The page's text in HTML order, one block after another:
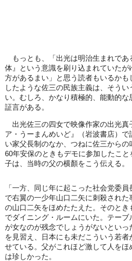
もっとも、「出光は明治生まれであ
体』という意識を刷り込まれていた
方があるまい」と思う読者もいるか
したような佐三の民族主義は、そう
い。むしろ、かなり積極的、能動的
証言がある。
出光佐三の四女で映像作家の出光真
ア・うーまんめいど』（岩波書店）
い家父長制のなか、つねに佐三から
60年安保のときもデモに参加したこ
子は、当時の父の横顏をこう伝える。
「一方、同じ年に起こった社会党委
で右翼の一少年山口二矢に刺殺された
の山口二矢をほめたたえた。そのとき
でダイニング・ルームにいた。テー
が女なのが残念でしょうがないとい
を見習え、日本にも未だこういう若
せている。父がこれほど激して人をほ
は珍しかった。